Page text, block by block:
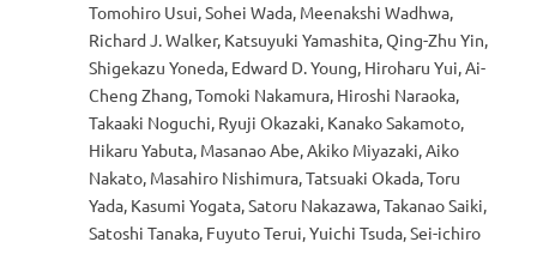
Tomohiro Usui, Sohei Wada, Meenakshi Wadhwa,
Richard J. Walker, Katsuyuki Yamashita, Qing-Zhu Yin,
Shigekazu Yoneda, Edward D. Young, Hiroharu Yui, Ai-
Cheng Zhang, Tomoki Nakamura, Hiroshi Naraoka,
Takaaki Noguchi, Ryuji Okazaki, Kanako Sakamoto,
Hikaru Yabuta, Masanao Abe, Akiko Miyazaki, Aiko
Nakato, Masahiro Nishimura, Tatsuaki Okada, Toru
Yada, Kasumi Yogata, Satoru Nakazawa, Takanao Saiki,
Satoshi Tanaka, Fuyuto Terui, Yuichi Tsuda, Sei-ichiro